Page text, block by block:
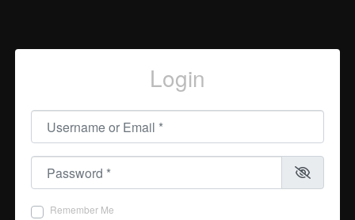
Login
Username or Email
Password
Remember Me